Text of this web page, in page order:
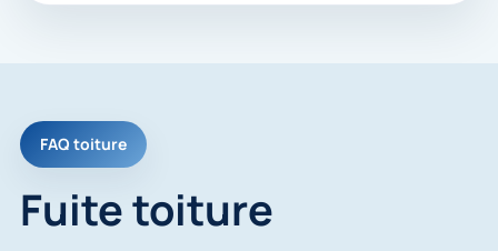
FAQ toiture
Fuite toiture